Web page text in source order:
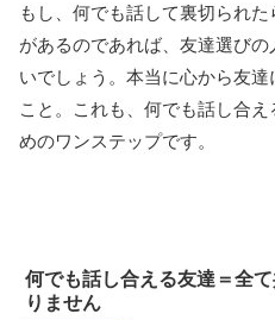
もし、何でも話して裏切られ
があるのであれば、友達選び
いでしょう。本当に心から友
こと。これも、何でも話し合
めのワンステップです。
何でも話し合える友達＝全
りません